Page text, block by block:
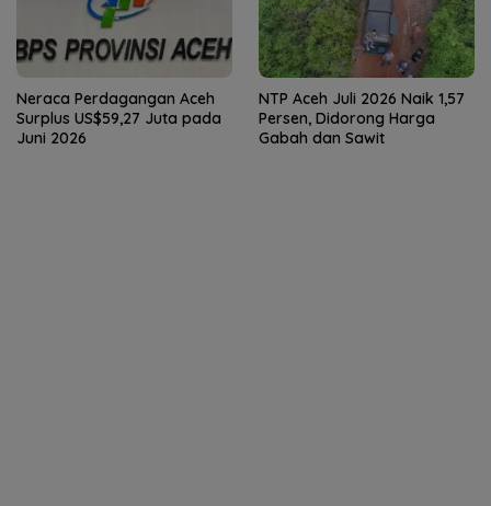
Neraca Perdagangan Aceh
Surplus US$59,27 Juta pada
Juni 2026
NTP Aceh Juli 2026 Naik 1,57
Persen, Didorong Harga
Gabah dan Sawit